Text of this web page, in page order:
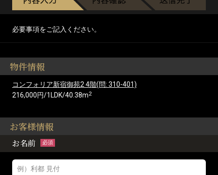
必要事項をご記入ください。
物件情報
コンフォリア新宿御苑2 4階(問: 310-401)
216,000円/1LDK/40.38m2
お客様情報
お名前 必須